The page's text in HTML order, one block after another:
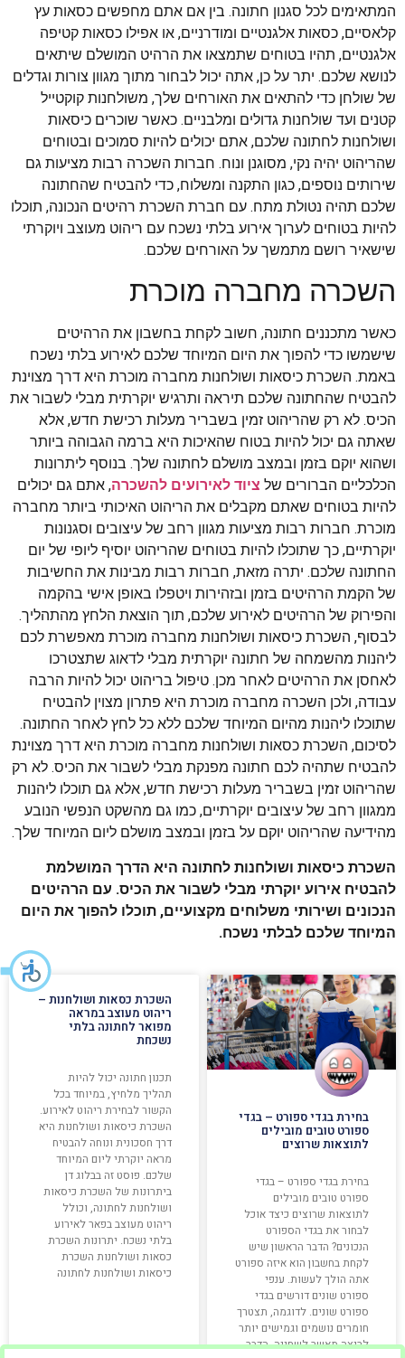
המתאימים לכל סגנון חתונה. בין אם אתם מחפשים כסאות עץ
קלאסיים, כסאות אלגנטיים ומודרניים, או אפילו כסאות קטיפה
אלגנטיים, תהיו בטוחים שתמצאו את הרהיט המושלם שיתאים
לנושא שלכם. יתר על כן, אתה יכול לבחור מתוך מגוון צורות וגדלים
של שולחן כדי להתאים את האורחים שלך, משולחנות קוקטייל
קטנים ועד שולחנות גדולים ומלבניים. כאשר שוכרים כיסאות
ושולחנות לחתונה שלכם, אתם יכולים להיות סמוכים ובטוחים
שהריהוט יהיה נקי, מסוגנן ונוח. חברות השכרה רבות מציעות גם
שירותים נוספים, כגון התקנה ומשלוח, כדי להבטיח שהחתונה
שלכם תהיה נטולת מתח. עם חברת השכרת רהיטים הנכונה, תוכלו
להיות בטוחים לערוך אירוע בלתי נשכח עם ריהוט מעוצב ויוקרתי
שישאיר רושם מתמשך על האורחים שלכם.
השכרה מחברה מוכרת
כאשר מתכננים חתונה, חשוב לקחת בחשבון את הרהיטים
שישמשו כדי להפוך את היום המיוחד שלכם לאירוע בלתי נשכח
באמת. השכרת כיסאות ושולחנות מחברה מוכרת היא דרך מצוינת
להבטיח שהחתונה שלכם תיראה ותרגיש יוקרתית מבלי לשבור את
הכיס. לא רק שהריהוט זמין בשבריר מעלות רכישת חדש, אלא
שאתה גם יכול להיות בטוח שהאיכות היא ברמה הגבוהה ביותר
ושהוא יוקם בזמן ובמצב מושלם לחתונה שלך. בנוסף ליתרונות
הכלכליים הברורים של ציוד לאירועים להשכרה, אתם גם יכולים
להיות בטוחים שאתם מקבלים את הריהוט האיכותי ביותר מחברה
מוכרת. חברות רבות מציעות מגוון רחב של עיצובים וסגנונות
יוקרתיים, כך שתוכלו להיות בטוחים שהריהוט יוסיף ליופי של יום
החתונה שלכם. יתרה מזאת, חברות רבות מבינות את החשיבות
של הקמת הרהיטים בזמן ובזהירות ויטפלו באופן אישי בהקמה
והפירוק של הרהיטים לאירוע שלכם, תוך הוצאת הלחץ מהתהליך.
לבסוף, השכרת כיסאות ושולחנות מחברה מוכרת מאפשרת לכם
ליהנות מהשמחה של חתונה יוקרתית מבלי לדאוג שתצטרכו
לאחסן את הרהיטים לאחר מכן. טיפול בריהוט יכול להיות הרבה
עבודה, ולכן השכרה מחברה מוכרת היא פתרון מצוין להבטיח
שתוכלו ליהנות מהיום המיוחד שלכם ללא כל לחץ לאחר החתונה.
לסיכום, השכרת כסאות ושולחנות מחברה מוכרת היא דרך מצוינת
להבטיח שתהיה לכם חתונה מפנקת מבלי לשבור את הכיס. לא רק
שהריהוט זמין בשבריר מעלות רכישת חדש, אלא גם תוכלו ליהנות
ממגוון רחב של עיצובים יוקרתיים, כמו גם מהשקט הנפשי הנובע
מהידיעה שהריהוט יוקם על בזמן ובמצב מושלם ליום המיוחד שלך.
השכרת כיסאות ושולחנות לחתונה היא הדרך המושלמת
להבטיח אירוע יוקרתי מבלי לשבור את הכיס. עם הרהיטים
הנכונים ושירותי משלוחים מקצועיים, תוכלו להפוך את היום
המיוחד שלכם לבלתי נשכח.
בחירת בגדי ספורט – בגדי
ספורט טובים מובילים
לתוצאות שרוצים
בחירת בגדי ספורט – בגדי
ספורט טובים מובילים
לתוצאות שרוצים כיצד אוכל
לבחור את בגדי הספורט
הנכונים? הדבר הראשון שיש
לקחת בחשבון הוא איזה ספורט
אתה הולך לעשות. ענפי
ספורט שונים דורשים בגדי
ספורט שונים. לדוגמה, תצטרך
חומרים נושמים וגמישים יותר
לריצה מאשר לשחייה. הדבר
השכרת כסאות ושולחנות –
ריהוט מעוצב במראה
מפואר לחתונה בלתי
נשכחת
תכנון חתונה יכול להיות
תהליך מלחיץ, במיוחד בכל
הקשור לבחירת ריהוט לאירוע.
השכרת כיסאות ושולחנות היא
דרך חסכונית ונוחה להבטיח
מראה יוקרתי ליום המיוחד
שלכם. פוסט זה בבלוג דן
ביתרונות של השכרת כיסאות
ושולחנות לחתונה, וכולל
ריהוט מעוצב בפאר לאירוע
בלתי נשכח. יתרונות השכרת
כסאות ושולחנות השכרת
כיסאות ושולחנות לחתונה